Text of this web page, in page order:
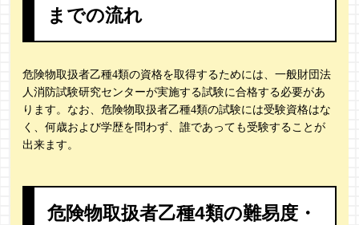
までの流れ
危険物取扱者乙種4類の資格を取得するためには、一般財団法
人消防試験研究センターが実施する試験に合格する必要があ
ります。なお、危険物取扱者乙種4類の試験には受験資格はな
く、何歳および学歴を問わず、誰であっても受験することが
出来ます。
危険物取扱者乙種4類の難易度・